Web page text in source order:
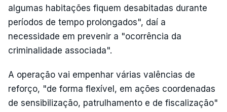
algumas habitações fiquem desabitadas durante
períodos de tempo prolongados", daí a
necessidade em prevenir a "ocorrência da
criminalidade associada".
A operação vai empenhar várias valências de
reforço, "de forma flexível, em ações coordenadas
de sensibilização, patrulhamento e de fiscalização"